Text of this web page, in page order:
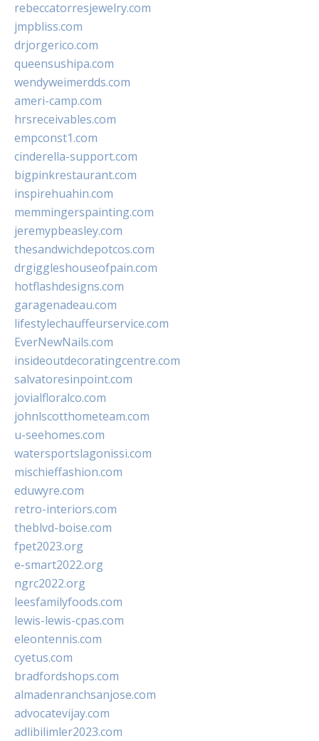
rebeccatorresjewelry.com
jmpbliss.com
drjorgerico.com
queensushipa.com
wendyweimerdds.com
ameri-camp.com
hrsreceivables.com
empconst1.com
cinderella-support.com
bigpinkrestaurant.com
inspirehuahin.com
memmingerspainting.com
jeremypbeasley.com
thesandwichdepotcos.com
drgiggleshouseofpain.com
hotflashdesigns.com
garagenadeau.com
lifestylechauffeurservice.com
EverNewNails.com
insideoutdecoratingcentre.com
salvatoresinpoint.com
jovialfloralco.com
johnlscotthometeam.com
u-seehomes.com
watersportslagonissi.com
mischieffashion.com
eduwyre.com
retro-interiors.com
theblvd-boise.com
fpet2023.org
e-smart2022.org
ngrc2022.org
leesfamilyfoods.com
lewis-lewis-cpas.com
eleontennis.com
cyetus.com
bradfordshops.com
almadenranchsanjose.com
advocatevijay.com
adlibilimler2023.com